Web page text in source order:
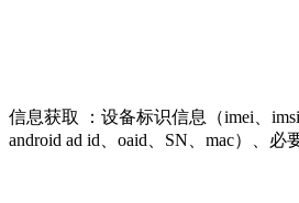
信息获取 ：设备标识信息（imei、imsi
android ad id、oaid、SN、mac）、